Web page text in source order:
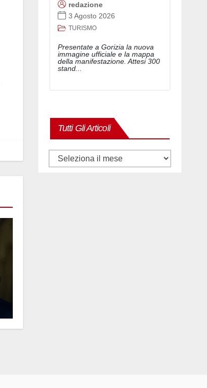
redazione
3 Agosto 2026
TURISMO
Presentate a Gorizia la nuova
immagine ufficiale e la mappa
della manifestazione. Attesi 300
stand...
Tutti Gli Articoli
Tutti